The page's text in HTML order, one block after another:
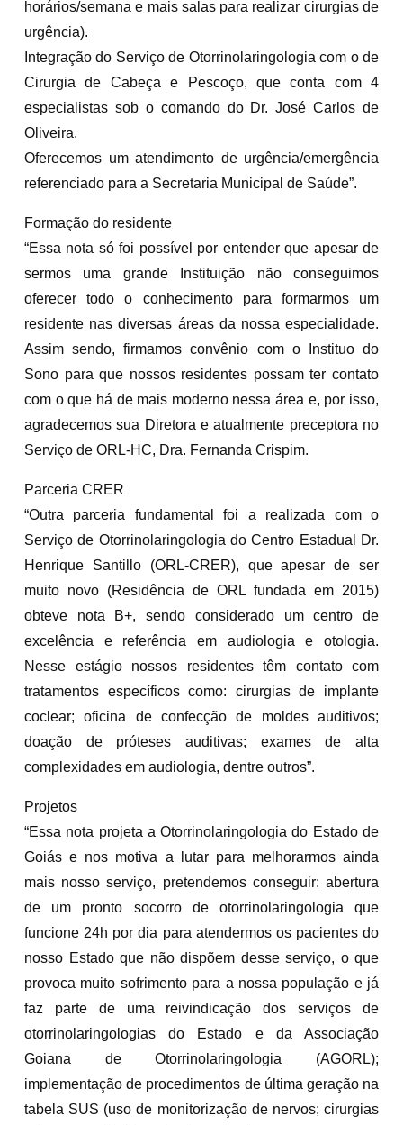
horários/semana e mais salas para realizar cirurgias de
urgência).
Integração do Serviço de Otorrinolaringologia com o de
Cirurgia de Cabeça e Pescoço, que conta com 4
especialistas sob o comando do Dr. José Carlos de
Oliveira.
Oferecemos um atendimento de urgência/emergência
referenciado para a Secretaria Municipal de Saúde”.
Formação do residente
“Essa nota só foi possível por entender que apesar de
sermos uma grande Instituição não conseguimos
oferecer todo o conhecimento para formarmos um
residente nas diversas áreas da nossa especialidade.
Assim sendo, firmamos convênio com o Instituo do
Sono para que nossos residentes possam ter contato
com o que há de mais moderno nessa área e, por isso,
agradecemos sua Diretora e atualmente preceptora no
Serviço de ORL-HC, Dra. Fernanda Crispim.
Parceria CRER
“Outra parceria fundamental foi a realizada com o
Serviço de Otorrinolaringologia do Centro Estadual Dr.
Henrique Santillo (ORL-CRER), que apesar de ser
muito novo (Residência de ORL fundada em 2015)
obteve nota B+, sendo considerado um centro de
excelência e referência em audiologia e otologia.
Nesse estágio nossos residentes têm contato com
tratamentos específicos como: cirurgias de implante
coclear; oficina de confecção de moldes auditivos;
doação de próteses auditivas; exames de alta
complexidades em audiologia, dentre outros”.
Projetos
“Essa nota projeta a Otorrinolaringologia do Estado de
Goiás e nos motiva a lutar para melhorarmos ainda
mais nosso serviço, pretendemos conseguir: abertura
de um pronto socorro de otorrinolaringologia que
funcione 24h por dia para atendermos os pacientes do
nosso Estado que não dispõem desse serviço, o que
provoca muito sofrimento para a nossa população e já
faz parte de uma reivindicação dos serviços de
otorrinolaringologias do Estado e da Associação
Goiana de Otorrinolaringologia (AGORL);
implementação de procedimentos de última geração na
tabela SUS (uso de monitorização de nervos; cirurgias